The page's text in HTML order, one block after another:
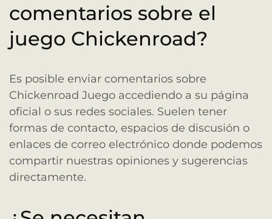
comentarios sobre el
juego Chickenroad?
Es posible enviar comentarios sobre
Chickenroad Juego accediendo a su página
oficial o sus redes sociales. Suelen tener
formas de contacto, espacios de discusión o
enlaces de correo electrónico donde podemos
compartir nuestras opiniones y sugerencias
directamente.